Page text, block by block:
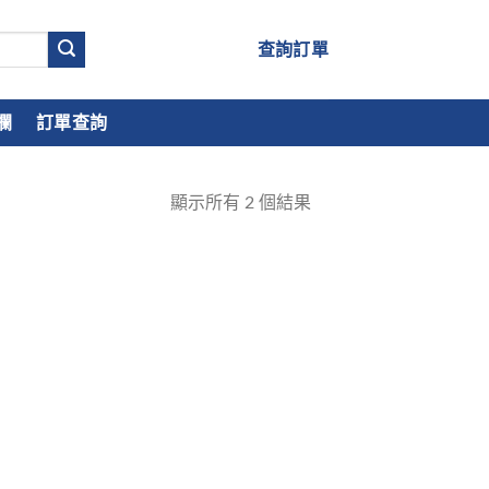
查詢訂單
訂單查詢
顯示所有 2 個結果